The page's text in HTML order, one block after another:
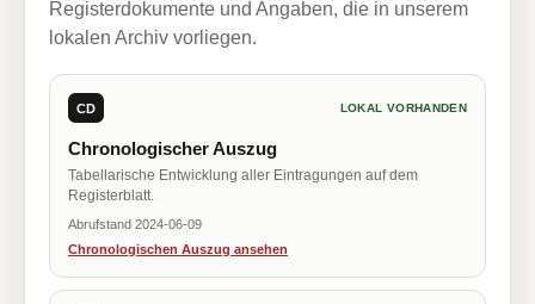
Registerdokumente und Angaben, die in unserem
lokalen Archiv vorliegen.
CD LOKAL VORHANDEN
Chronologischer Auszug
Tabellarische Entwicklung aller Eintragungen auf dem
Registerblatt.
Abrufstand 2024-06-09
Chronologischen Auszug ansehen